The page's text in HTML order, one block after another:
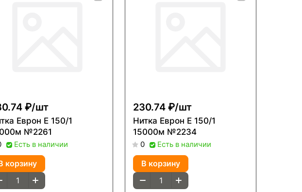
₽/шт
Еврон Е 150/1
№2261
Есть в наличии
корзину
230.74 ₽/шт
Нитка Еврон Е 150/1
15000м №2234
0 Есть в наличии
В корзину